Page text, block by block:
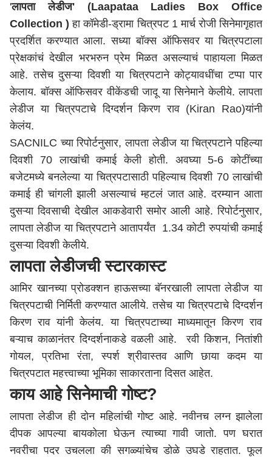
'लापता लेडीज' (Laapataa Ladies Box Office
Collection ) हा कॉमेडी-ड्रामा चित्रपट 1 मार्च रोजी सिनेमागृहात
प्रदर्शित करण्यात आला. सध्या बॉक्स ऑफिसवर या चित्रपटाला
प्रेक्षकांचं देखील भरभरुन प्रेम मिळत असल्याचं पाहायला मिळत
आहे. तसेच दुसऱ्या दिवशी या चित्रपटाने कोट्यावधींचा टप्पा पार
केलाय. बॉक्स ऑफिसवर वीकेंडची जादू या सिनेमाने केलीये. लापता
लेडीज या चित्रपटाचे दिग्दर्शन किरण राव (Kiran Rao)यांनी
केलंय.
SACNILC च्या रिपोर्टनुसार, लापता लेडीज या चित्रपटाने पहिल्या
दिवशी 70 लाखांची कमाई केली होती. अवघ्या 5-6 कोटींच्या
बजेटमध्ये बनलेल्या या चित्रपटासाठी पहिल्याच दिवशी 70 लाखांची
कमाई ही चांगली झाली असल्याचं म्हटलं जात आहे. दरम्यान आता
दुसऱ्या दिवसाची देखील आकडेवारी समोर आली आहे. रिपोर्टनुसार,
लापता लेडीज या चित्रपटाने आतापर्यंत 1.34 कोटी रुपयांची कमाई
दुसऱ्या दिवशी केलीये.
लापता लेडीजची स्टारकास्ट
आमिर खानच्या प्रोडक्शन हाऊसच्या बॅनरखाली लापता लेडीज या
चित्रपटाची निर्मिती करण्यात आलीये. तसेच या चित्रपटाचे दिग्दर्शन
किरण राव यांनी केलंय. या चित्रपटाच्या माध्यमातून किरण राव
बऱ्याच काळानंतर दिग्दर्शनाकडे वळली आहे. रवी किशन, नितांशी
गोयल, प्रतिभा रंता, स्पर्श श्रीवास्तव आणि छाया कदम या
चित्रपटात महत्त्वाच्या भूमिका साकारताना दिसत आहेत.
काय आहे सिनेमाची गोष्ट?
लापता लेडीज ही दोन महिलांची गोष्ट आहे. नवीनच लग्न झालेला
दीपक आपल्या बायकोला घेऊन त्याच्या गावी जातो. पण घरात
नवरीचा पदर उचलला की सगळ्यांचेच डोळे उघडे राहतात. फूल